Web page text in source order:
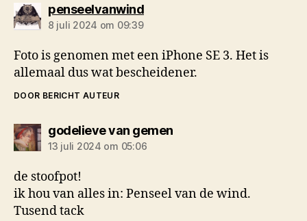
penseelvanwindzegt:
8 juli 2024 om 09:39
Foto is genomen met een iPhone SE 3. Het is
allemaal dus wat bescheidener.
DOOR BERICHT AUTEUR
godelieve van gemenzegt:
13 juli 2024 om 05:06
de stoofpot!
ik hou van alles in: Penseel van de wind.
Tusend tack